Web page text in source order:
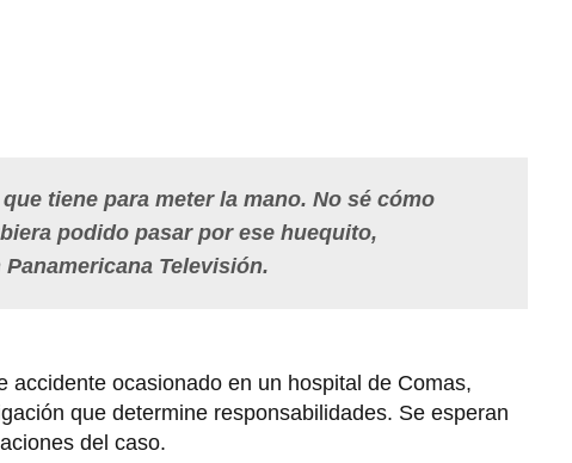
tiene para meter la mano. No sé cómo
podido pasar por ese huequito,
Televisión.
ocasionado en un hospital de Comas,
que determine responsabilidades. Se esperan
del caso.